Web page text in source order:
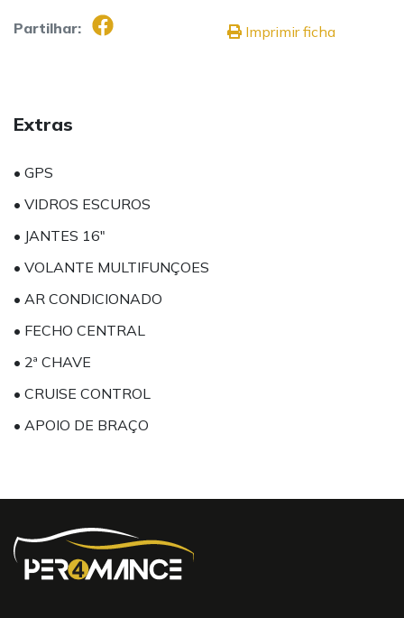
Partilhar: Imprimir ficha
Extras
• GPS
• VIDROS ESCUROS
• JANTES 16"
• VOLANTE MULTIFUNÇOES
• AR CONDICIONADO
• FECHO CENTRAL
• 2ª CHAVE
• CRUISE CONTROL
• APOIO DE BRAÇO